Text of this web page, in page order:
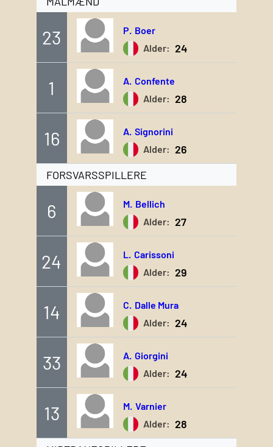
23 P. Boer
Alder: 24
1 A. Confente
Alder: 28
16 A. Signorini
Alder: 26
FORSVARSSPILLERE
6 M. Bellich
Alder: 27
24 L. Carissoni
Alder: 29
14 C. Dalle Mura
Alder: 24
33 A. Giorgini
Alder: 24
13 M. Varnier
Alder: 28